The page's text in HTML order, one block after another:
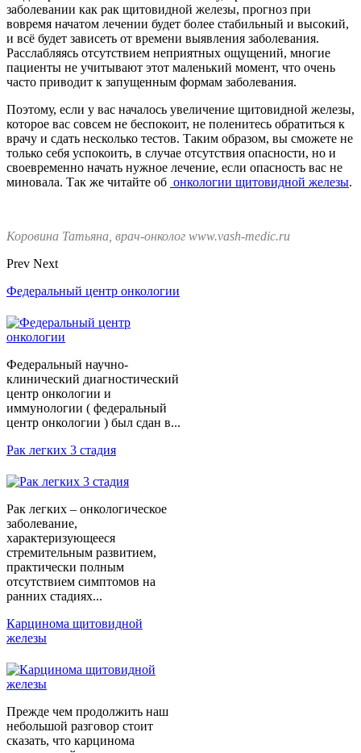
заболевании как рак щитовидной железы, прогноз при
вовремя начатом лечении будет более стабильный и высокий,
и всё будет зависеть от времени выявления заболевания.
Расслабляясь отсутствием неприятных ощущений, многие
пациенты не учитывают этот маленький момент, что очень
часто приводит к запущенным формам заболевания.
Поэтому, если у вас началось увеличение щитовидной железы,
которое вас совсем не беспокоит, не поленитесь обратиться к
врачу и сдать несколько тестов. Таким образом, вы сможете не
только себя успокоить, в случае отсутствия опасности, но и
своевременно начать нужное лечение, если опасность вас не
миновала. Так же читайте об онкологии щитовидной железы.
Коровина Татьяна, врач-онколог www.vash-medic.ru
Prev Next
Федеральный центр онкологии
Федеральный научно-
клинический диагностический
центр онкологии и
иммунологии ( федеральный
центр онкологии ) был сдан в...
Рак легких 3 стадия
Рак легких – онкологическое
заболевание,
характеризующееся
стремительным развитием,
практически полным
отсутствием симптомов на
ранних стадиях...
Карцинома щитовидной
железы
Прежде чем продолжить наш
небольшой разговор стоит
сказать, что карцинома